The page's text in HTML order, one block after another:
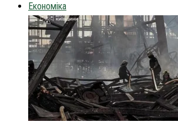
Економіка